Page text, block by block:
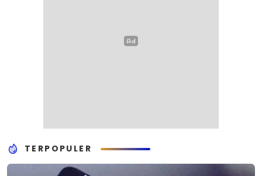
TERPOPULER